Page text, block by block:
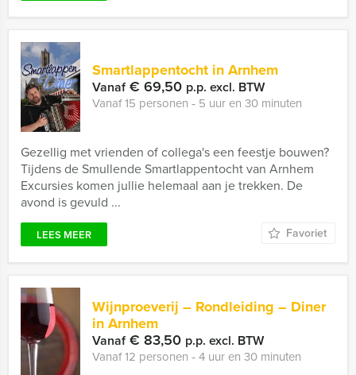
Smartlappentocht in Arnhem
Vanaf€ 69,50 p.p. excl. BTW
Vanaf 15 personen ‐ 5 uur en 30 minuten
Gezellig met vrienden of collega's een feestje bouwen?
Tijdens de Smullende Smartlappentocht van Arnhem
Excursies komen jullie helemaal aan je trekken. De
avond is gevuld ...
LEES MEER Favoriet
Wijnproeverij – Rondleiding – Diner
in Arnhem
Vanaf€ 83,50 p.p. excl. BTW
Vanaf 12 personen ‐ 4 uur en 30 minuten